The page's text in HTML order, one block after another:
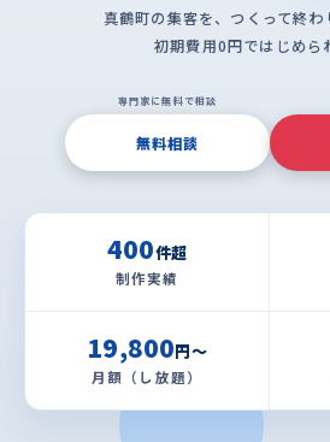
真鶴町の集客を、つくって終わ
初期費用0円ではじめら
専門家に無料で相談
無料相談
400件超
制作実績
19,800円〜
月額（し放題）